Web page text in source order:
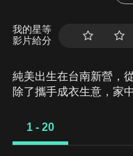
我的星等
影片給分
純美出生在台南新營，
除了攜手成衣生意，家
發表會。
1 - 20